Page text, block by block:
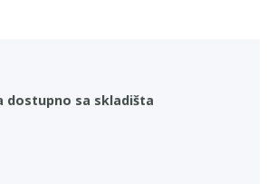
dostupno sa skladišta